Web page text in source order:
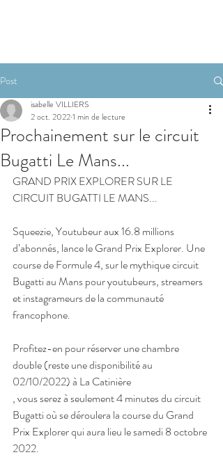
Post
Prochainement sur le circuit
Bugatti Le Mans...
isabelle VILLIERS
2 oct. 20221 min de lecture
GRAND PRIX EXPLORER SUR LE
CIRCUIT BUGATTI LE MANS...
Squeezie, Youtubeur aux 16.8 millions
d’abonnés, lance le Grand Prix Explorer. Une
course de Formule 4, sur le mythique circuit
Bugatti au Mans pour youtubeurs, streamers
et instagrameurs de la communauté
francophone.
Profitez-en pour réserver une chambre
double (reste une disponibilité au
02/10/2022) à La Catinière
, vous serez à seulement 4 minutes du circuit
Bugatti où se déroulera la course du Grand
Prix Explorer qui aura lieu le samedi 8 octobre
2022.